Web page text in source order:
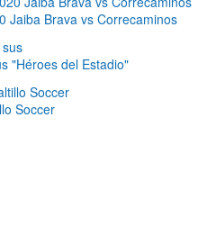
Jaiba Brava vs Correcaminos
"Héroes del Estadio"
Soccer